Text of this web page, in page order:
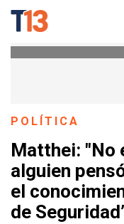
POLÍTICA
Matthei: "No
alguien
el
de